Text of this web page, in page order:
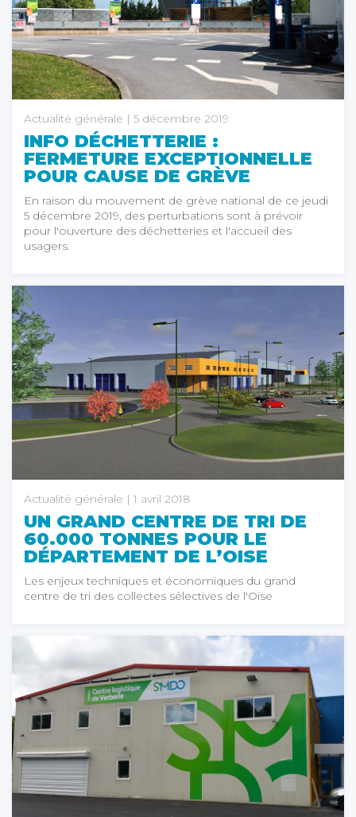
Actualité générale | 5 décembre 2019
INFO DÉCHETTERIE :
FERMETURE EXCEPTIONNELLE
POUR CAUSE DE GRÈVE
En raison du mouvement de grève national de ce jeudi
5 décembre 2019, des perturbations sont à prévoir
pour l'ouverture des déchetteries et l'accueil des
usagers.
Actualité générale | 1 avril 2018
UN GRAND CENTRE DE TRI DE
60.000 TONNES POUR LE
DÉPARTEMENT DE L’OISE
Les enjeux techniques et économiques du grand
centre de tri des collectes sélectives de l'Oise